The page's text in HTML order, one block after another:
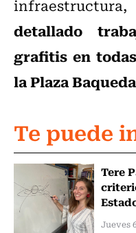
detallado
grafitis en
la Plaza
Te puede
Tere
Jueves